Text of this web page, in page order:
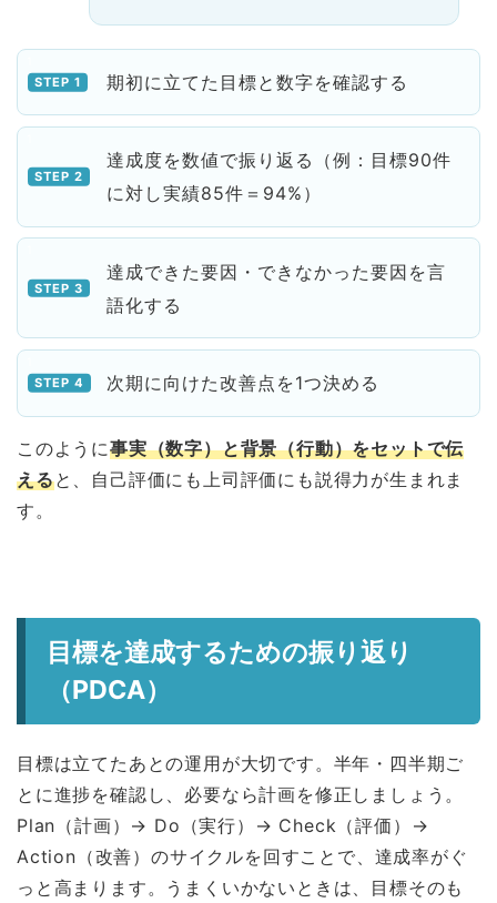
期初に立てた目標と数字を確認する
達成度を数値で振り返る（例：目標90件
に対し実績85件＝94%）
達成できた要因・できなかった要因を言
語化する
次期に向けた改善点を1つ決める
このように事実（数字）と背景（行動）をセットで伝
えると、自己評価にも上司評価にも説得力が生まれま
す。
目標を達成するための振り返り
（PDCA）
目標は立てたあとの運用が大切です。半年・四半期ご
とに進捗を確認し、必要なら計画を修正しましょう。
Plan（計画）→ Do（実行）→ Check（評価）→
Action（改善）のサイクルを回すことで、達成率がぐ
っと高まります。うまくいかないときは、目標そのも